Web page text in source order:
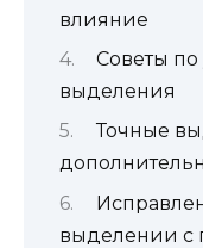
влияние
Советы по
выделения
Точные
выделении с